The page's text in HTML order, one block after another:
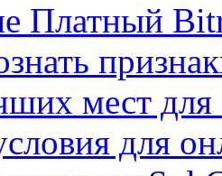
Платный
мест для
для